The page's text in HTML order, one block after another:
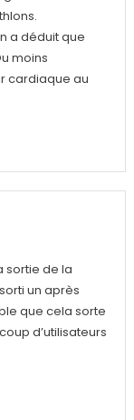
a déduit que
moins
cardiaque au
sortie de la
un après
que cela sorte
d’utilisateurs